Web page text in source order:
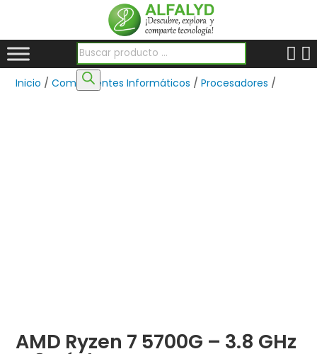
Búsqueda de productos
Inicio /Componentes Informáticos /Procesadores /
AMD Ryzen 7 5700G – 3.8 GHz